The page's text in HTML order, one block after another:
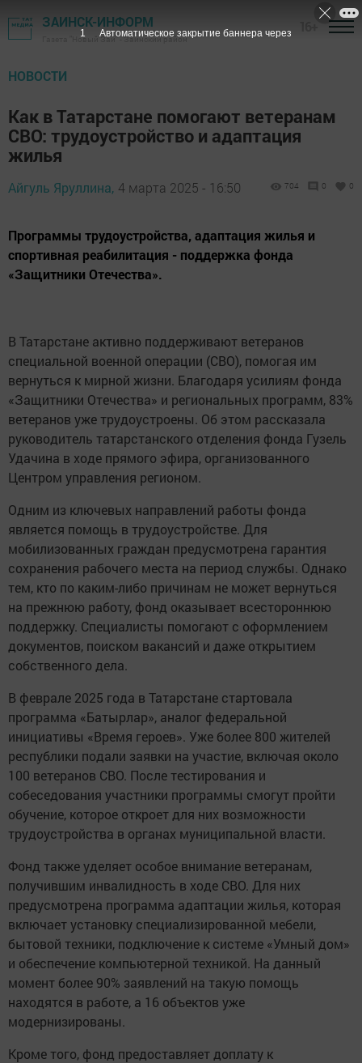
ЗАИНСК-ИНФОРМ
Газета "Новый Зай" - Заинский район
НОВОСТИ
Как в Татарстане помогают ветеранам
СВО: трудоустройство и адаптация
жилья
Айгуль Яруллина, 4 марта 2025 - 16:50 704 0 0
Программы трудоустройства, адаптация жилья и
спортивная реабилитация - поддержка фонда
«Защитники Отечества».
В Татарстане активно поддерживают ветеранов
специальной военной операции (СВО), помогая им
вернуться к мирной жизни. Благодаря усилиям фонда
«Защитники Отечества» и региональных программ, 83%
ветеранов уже трудоустроены. Об этом рассказала
руководитель татарстанского отделения фонда Гузель
Удачина в ходе прямого эфира, организованного
Центром управления регионом.
Одним из ключевых направлений работы фонда
является помощь в трудоустройстве. Для
мобилизованных граждан предусмотрена гарантия
сохранения рабочего места на период службы. Однако
тем, кто по каким-либо причинам не может вернуться
на прежнюю работу, фонд оказывает всестороннюю
поддержку. Специалисты помогают с оформлением
документов, поиском вакансий и даже открытием
собственного дела.
В феврале 2025 года в Татарстане стартовала
программа «Батырлар», аналог федеральной
инициативы «Время героев». Уже более 800 жителей
республики подали заявки на участие, включая около
100 ветеранов СВО. После тестирования и
собеседования участники программы смогут пройти
обучение, которое откроет для них возможности
трудоустройства в органах муниципальной власти.
Фонд также уделяет особое внимание ветеранам,
получившим инвалидность в ходе СВО. Для них
предусмотрена программа адаптации жилья, которая
включает установку специализированной мебели,
бытовой техники, подключение к системе «Умный дом»
и обеспечение компьютерной техникой. На данный
момент более 90% заявлений на такую помощь
находятся в работе, а 16 объектов уже
модернизированы.
Кроме того, фонд предоставляет доплату к